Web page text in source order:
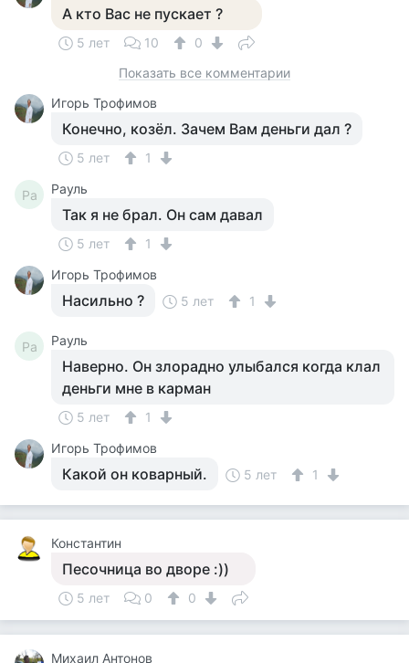
А кто Вас не пускает ?
5 лет 10
0
Показать все комментарии
Игорь Трофимов
Конечно, козёл. Зачем Вам деньги дал ?
5 лет 1
Ра Рауль
Так я не брал. Он сам давал
5 лет
1
Игорь Трофимов
Насильно ? 5 лет 1
Ра Рауль
Наверно. Он злорадно улыбался когда клал
деньги мне в карман
5 лет
1
Игорь Трофимов
Какой он коварный. 5 лет 1
Константин
Песочница во дворе :))
5 лет 0 0
Михаил Антонов